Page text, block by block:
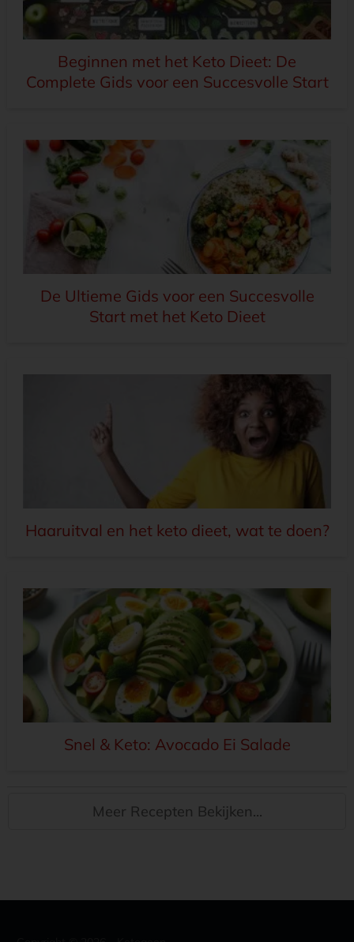
Beginnen met het Keto Dieet: De
Complete Gids voor een Succesvolle Start
De Ultieme Gids voor een Succesvolle
Start met het Keto Dieet
Haaruitval en het keto dieet, wat te doen?
Snel & Keto: Avocado Ei Salade
Meer Recepten Bekijken...